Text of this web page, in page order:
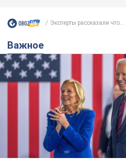
Эксперты рассказали что...
Важное